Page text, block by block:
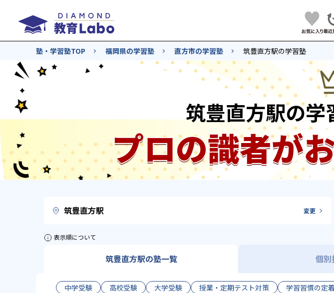
塾・学習塾TOP 福岡県の学習塾 直方市の学習塾 筑豊直方駅の学習塾
筑豊直方駅の
プロの識者が
筑豊直方駅 変更
表示順について
筑豊直方駅の塾一覧 個別
中学受験 高校受験 大学受験 授業・定期テスト対策 学習習慣の定着